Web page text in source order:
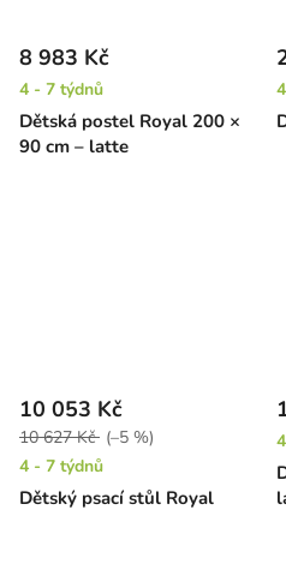
Dětská postel Royal 200 ×
90 cm – latte
8 983 Kč
4 - 7 týdnů
Dětský psací stůl Royal
10 053 Kč
10 627 Kč (–5 %)
4 - 7 týdnů